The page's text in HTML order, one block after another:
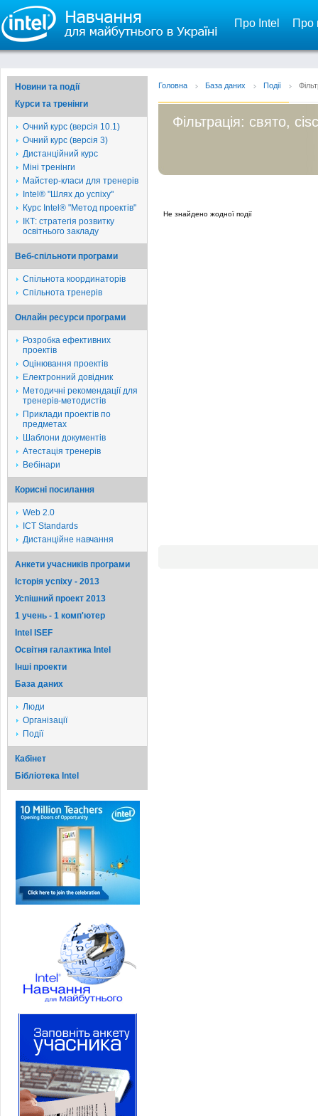
Про Intel Про
Новини та події
Курси та тренінги
Очний курс (версія 10.1)
Очний курс (версія 3)
Дистанційний курс
Міні тренінги
Майстер-класи для тренерів
Intel® "Шлях до успіху"
Курс Intel® "Метод проектів"
ІКТ: стратегія розвитку
освітнього закладу
Веб-спільноти програми
Спільнота координаторів
Спільнота тренерів
Онлайн ресурси програми
Розробка ефективних
проектів
Оцінювання проектів
Електронний довідник
Методичні рекомендації для
тренерів-методистів
Приклади проектів по
предметах
Шаблони документів
Атестація тренерів
Вебінари
Корисні посилання
Web 2.0
ICT Standards
Дистанційне навчання
Анкети учасників програми
Історія успіху - 2013
Успішний проект 2013
1 учень - 1 комп'ютер
Intel ISEF
Освітня галактика Intel
Iншi проекти
База даних
Люди
Організації
Події
Кабінет
Бібліотека Intel
Головна База даних Події
Фільтрація: свято,
Не знайдено жодної події